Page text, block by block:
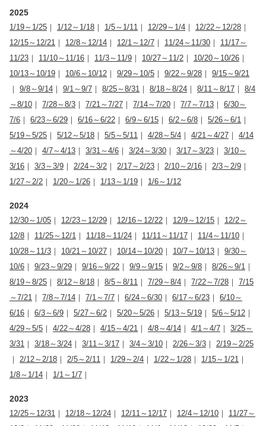
2025
1/19～1/25 ｜ 1/12～1/18 ｜ 1/5～1/11 ｜ 12/29～1/4 ｜ 12/22～12/28 ｜
12/15～12/21 ｜ 12/8～12/14 ｜ 12/1～12/7 ｜ 11/24～11/30 ｜ 11/17～
11/23 ｜ 11/10～11/16 ｜ 11/3～11/9 ｜ 10/27～11/2 ｜ 10/20～10/26 ｜
10/13～10/19 ｜ 10/6～10/12 ｜ 9/29～10/5 ｜ 9/22～9/28 ｜ 9/15～9/21
｜ 9/8～9/14 ｜ 9/1～9/7 ｜ 8/25～8/31 ｜ 8/18～8/24 ｜ 8/11～8/17 ｜ 8/4
～8/10 ｜ 7/28～8/3 ｜ 7/21～7/27 ｜ 7/14～7/20 ｜ 7/7～7/13 ｜ 6/30～
7/6 ｜ 6/23～6/29 ｜ 6/16～6/22 ｜ 6/9～6/15 ｜ 6/2～6/8 ｜ 5/26～6/1 ｜
5/19～5/25 ｜ 5/12～5/18 ｜ 5/5～5/11 ｜ 4/28～5/4 ｜ 4/21～4/27 ｜ 4/14
～4/20 ｜ 4/7～4/13 ｜ 3/31～4/6 ｜ 3/24～3/30 ｜ 3/17～3/23 ｜ 3/10～
3/16 ｜ 3/3～3/9 ｜ 2/24～3/2 ｜ 2/17～2/23 ｜ 2/10～2/16 ｜ 2/3～2/9 ｜
1/27～2/2 ｜ 1/20～1/26 ｜ 1/13～1/19 ｜ 1/6～1/12
2024
12/30～1/05 ｜ 12/23～12/29 ｜ 12/16～12/22 ｜ 12/9～12/15 ｜ 12/2～
12/8 ｜ 11/25～12/1 ｜ 11/18～11/24 ｜ 11/11～11/17 ｜ 11/4～11/10 ｜
10/28～11/3 ｜ 10/21～10/27 ｜ 10/14～10/20 ｜ 10/7～10/13 ｜ 9/30～
10/6 ｜ 9/23～9/29 ｜ 9/16～9/22 ｜ 9/9～9/15 ｜ 9/2～9/8 ｜ 8/26～9/1 ｜
8/19～8/25 ｜ 8/12～8/18 ｜ 8/5～8/11 ｜ 7/29～8/4 ｜ 7/22～7/28 ｜ 7/15
～7/21 ｜ 7/8～7/14 ｜ 7/1～7/7 ｜ 6/24～6/30 ｜ 6/17～6/23 ｜ 6/10～
6/16 ｜ 6/3～6/9 ｜ 5/27～6/2 ｜ 5/20～5/26 ｜ 5/13～5/19 ｜ 5/6～5/12 ｜
4/29～5/5 ｜ 4/22～4/28 ｜ 4/15～4/21 ｜ 4/8～4/14 ｜ 4/1～4/7 ｜ 3/25～
3/31 ｜ 3/18～3/24 ｜ 3/11～3/17 ｜ 3/4～3/10 ｜ 2/26～3/3 ｜ 2/19～2/25
｜ 2/12～2/18 ｜ 2/5～2/11 ｜ 1/29～2/4 ｜ 1/22～1/28 ｜ 1/15～1/21 ｜
1/8～1/14 ｜ 1/1～1/7 ｜
2023
12/25～12/31 ｜ 12/18～12/24 ｜ 12/11～12/17 ｜ 12/4～12/10 ｜ 11/27～